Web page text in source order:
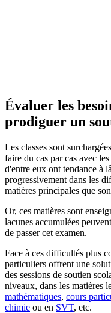
Évaluer les
prodiguer un
Les classes sont
faire du cas par cas avec
d'entre eux ont tendance à
progressivement dans les
matières principales que
Or, ces matières sont
lacunes accumulées
de passer cet examen.
Face à ces difficultés plus
particuliers offrent une
des sessions de soutien
niveaux, dans les matières
mathématiques, cours
chimie ou en SVT, etc.